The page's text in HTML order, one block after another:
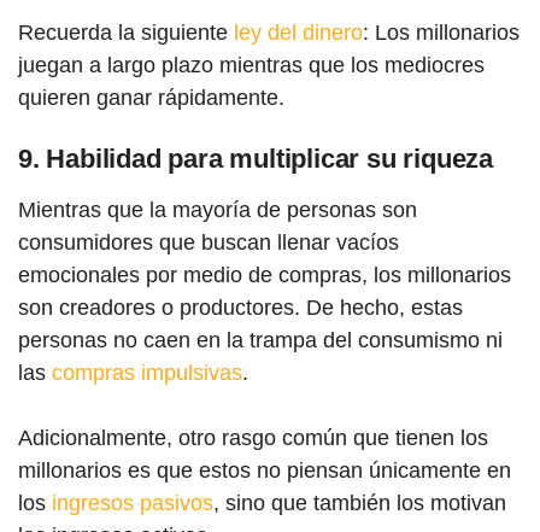
Recuerda la siguiente ley del dinero: Los millonarios
juegan a largo plazo mientras que los mediocres
quieren ganar rápidamente.
9. Habilidad para multiplicar su riqueza
Mientras que la mayoría de personas son
consumidores que buscan llenar vacíos
emocionales por medio de compras, los millonarios
son creadores o productores. De hecho, estas
personas no caen en la trampa del consumismo ni
las compras impulsivas.
Adicionalmente, otro rasgo común que tienen los
millonarios es que estos no piensan únicamente en
los ingresos pasivos, sino que también los motivan